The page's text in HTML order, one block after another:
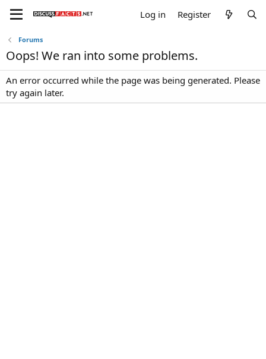
Log in Register
Forums
Oops! We ran into some problems.
An error occurred while the page was being generated. Please
try again later.